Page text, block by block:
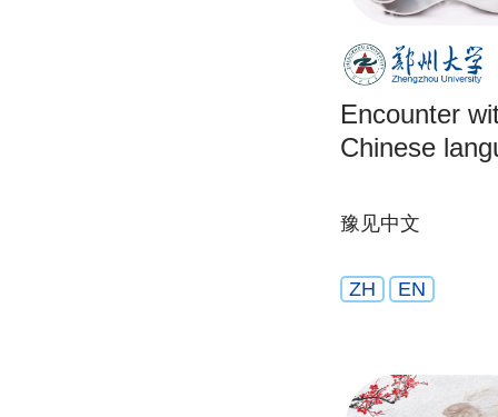
Encounter
Chinese
豫见中文
ZH EN